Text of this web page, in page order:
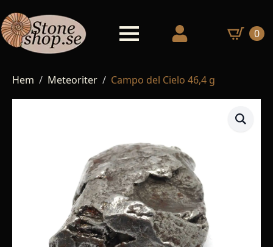
0
Hem Meteoriter Campo del Cielo 46,4 g